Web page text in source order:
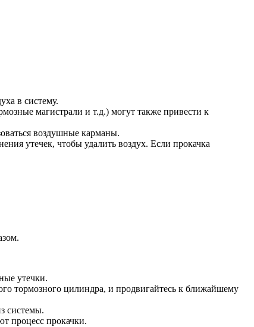
в систему.
магистрали и т.д.) могут также привести к
воздушные карманы.
утечек, чтобы удалить воздух. Если прокачка
утечки.
тормозного цилиндра, и продвигайтесь к ближайшему
системы.
процесс прокачки.